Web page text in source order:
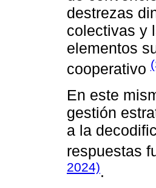
destrezas
colectivas y
elementos
cooperativo
En este
gestión
a la
respuestas
2024).